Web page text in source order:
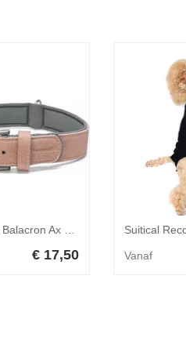
€ 17,50 Vanaf